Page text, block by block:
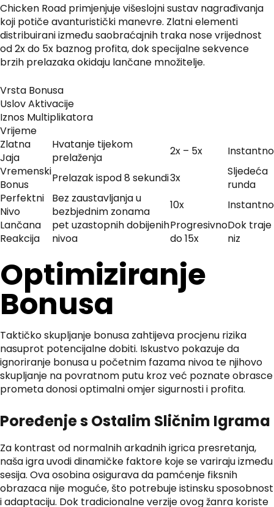
Chicken Road primjenjuje višeslojni sustav nagrađivanja
koji potiče avanturistički manevre. Zlatni elementi
distribuirani između saobraćajnih traka nose vrijednost
od 2x do 5x baznog profita, dok specijalne sekvence
brzih prelazaka okidaju lančane množitelje.
Vrsta Bonusa
Uslov Aktivacije
Iznos Multiplikatora
Vrijeme
Zlatna
Jaja
Hvatanje tijekom
prelaženja
2x – 5x
Instantno
Vremenski
Bonus
Prelazak ispod 8 sekundi3x
Sljedeća
runda
Perfektni
Nivo
Bez zaustavljanja u
bezbjednim zonama
10x
Instantno
Lančana
Reakcija
pet uzastopnih dobijenih
nivoa
Progresivno
do 15x
Dok traje
niz
Optimiziranje
Bonusa
Taktičko skupljanje bonusa zahtijeva procjenu rizika
nasuprot potencijalne dobiti. Iskustvo pokazuje da
ignoriranje bonusa u početnim fazama nivoa te njihovo
skupljanje na povratnom putu kroz već poznate obrasce
prometa donosi optimalni omjer sigurnosti i profita.
Poređenje s Ostalim Sličnim Igrama
Za kontrast od normalnih arkadnih igrica presretanja,
naša igra uvodi dinamičke faktore koje se variraju između
sesija. Ova osobina osigurava da pamćenje fiksnih
obrazaca nije moguće, što potrebuje istinsku sposobnost
i adaptaciju. Dok tradicionalne verzije ovog žanra koriste